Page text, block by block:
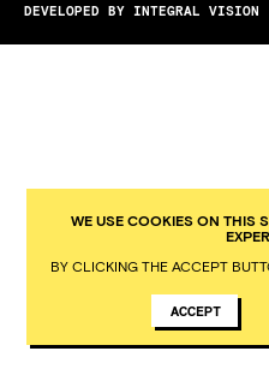
DEVELOPED BY INTEGRAL VISION
WE USE COOKIES ON THIS
BY CLICKING THE ACCEPT
ACCEPT